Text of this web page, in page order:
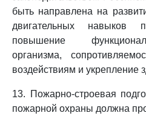
быть направлена на
двигательных навыков
повышение
организма,
воздействиям и укрепление
13. Пожарно-строевая
пожарной охраны должна